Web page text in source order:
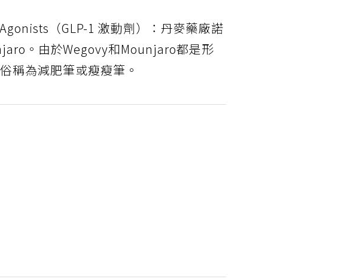
（GLP-1 激動劑）：丹麥藥廠諾
。由於Wegovy和Mounjaro都是形
稱為減肥筆或瘦瘦筆。